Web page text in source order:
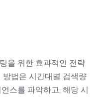
을 위한 효과적인 전략
방법은 시간대별 검색량
스를 파악하고, 해당 시